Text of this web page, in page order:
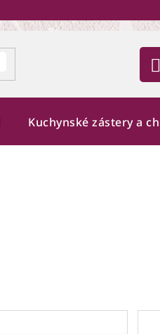
Kuchynské zástery a